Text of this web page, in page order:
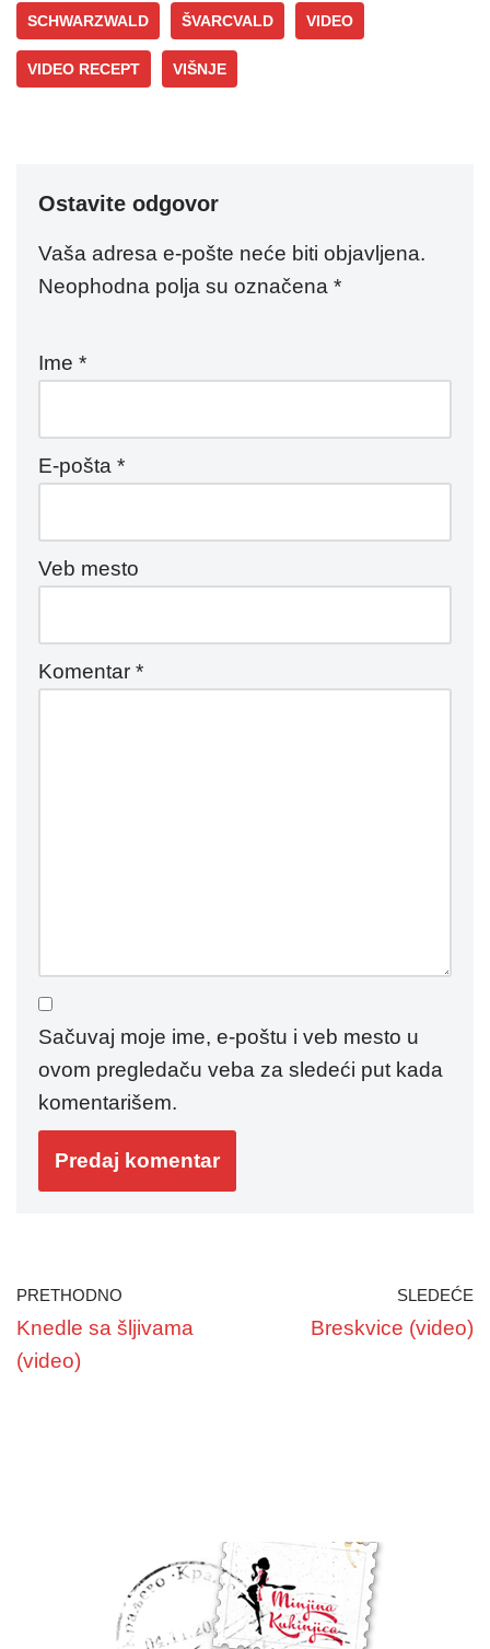
SCHWARZWALD ŠVARCVALD VIDEO
VIDEO RECEPT VIŠNJE
Ostavite odgovor
Vaša adresa e-pošte neće biti objavljena.
Neophodna polja su označena *
Ime *
E-pošta *
Veb mesto
Komentar *
Sačuvaj moje ime, e-poštu i veb mesto u
ovom pregledaču veba za sledeći put kada
komentarišem.
PRETHODNO
Knedle sa šljivama
(video)
SLEDEĆE
Breskvice (video)